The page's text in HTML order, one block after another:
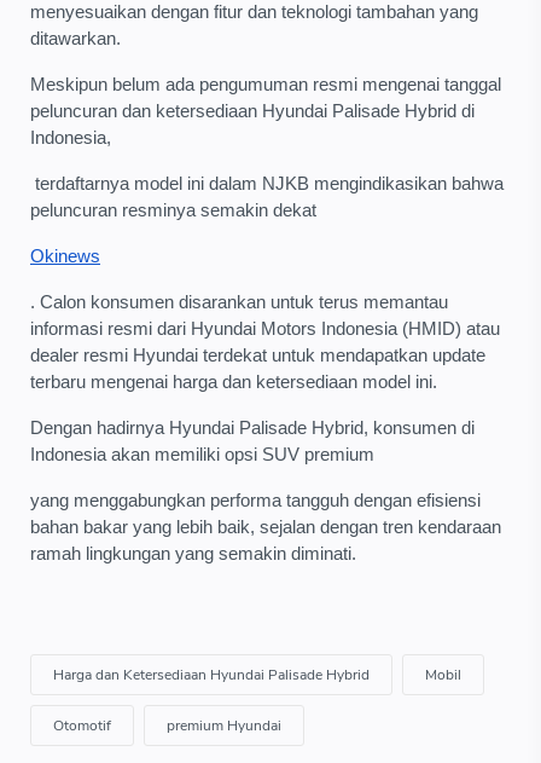
menyesuaikan dengan fitur dan teknologi tambahan yang
ditawarkan.
Meskipun belum ada pengumuman resmi mengenai tanggal
peluncuran dan ketersediaan Hyundai Palisade Hybrid di
Indonesia,
terdaftarnya model ini dalam NJKB mengindikasikan bahwa
peluncuran resminya semakin dekat
Okinews
. Calon konsumen disarankan untuk terus memantau
informasi resmi dari Hyundai Motors Indonesia (HMID) atau
dealer resmi Hyundai terdekat untuk mendapatkan update
terbaru mengenai harga dan ketersediaan model ini.
Dengan hadirnya Hyundai Palisade Hybrid, konsumen di
Indonesia akan memiliki opsi SUV premium
yang menggabungkan performa tangguh dengan efisiensi
bahan bakar yang lebih baik, sejalan dengan tren kendaraan
ramah lingkungan yang semakin diminati.
Harga dan Ketersediaan Hyundai Palisade Hybrid Mobil
Otomotif premium Hyundai